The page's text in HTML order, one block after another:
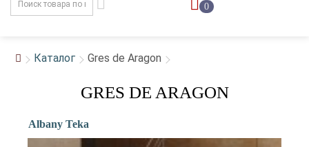
0
Каталог Gres de Aragon
GRES DE ARAGON
Albany Teka